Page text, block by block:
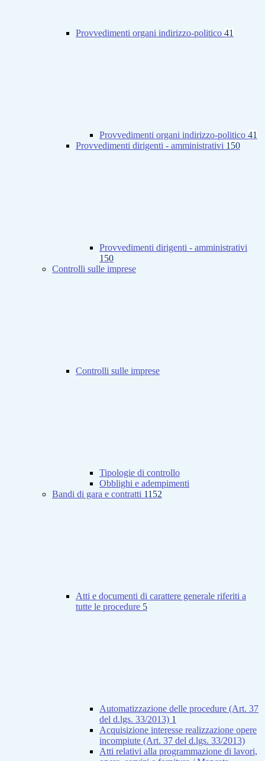
Provvedimenti organi indirizzo-politico 41
Provvedimenti organi indirizzo-politico 41
Provvedimenti dirigenti - amministrativi 150
Provvedimenti dirigenti - amministrativi
150
Controlli sulle imprese
Controlli sulle imprese
Tipologie di controllo
Obblighi e adempimenti
Bandi di gara e contratti 1152
Atti e documenti di carattere generale riferiti a
tutte le procedure 5
Automatizzazione delle procedure (Art. 37
del d.lgs. 33/2013) 1
Acquisizione interesse realizzazione opere
incompiute (Art. 37 del d.lgs. 33/2013)
Atti relativi alla programmazione di lavori,